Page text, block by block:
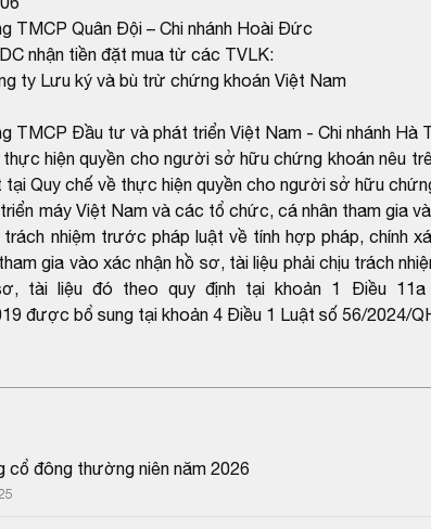
TMCP Quân Đội – Chi nhánh Hoài Đức
nhận tiền đặt mua từ các TVLK:
ty Lưu ký và bù trừ chứng khoán Việt Nam
TMCP Đầu tư và phát triển Việt Nam - Chi nhánh Hà
hiện quyền cho người sở hữu chứng khoán nêu
Quy chế về thực hiện quyền cho người sở hữu
máy Việt Nam và các tổ chức, cá nhân tham gia
trách nhiệm trước pháp luật về tính hợp pháp, chính
gia vào xác nhận hồ sơ, tài liệu phải chịu trách
tài liệu đó theo quy định tại khoản 1 Điều 11a
được bổ sung tại khoản 4 Điều 1 Luật số 56/2024/
cổ đông thường niên năm 2026